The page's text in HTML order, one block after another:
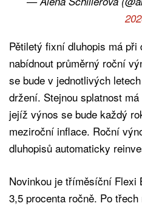
Pětiletý fixní dluhopis má při
nabídnout průměrný roční
se bude v jednotlivých
držení. Stejnou splatnost
jejíž výnos se bude každý
meziroční inflace. Roční
dluhopisů automaticky
Novinkou je tříměsíční Flexi
3,5 procenta ročně. Po